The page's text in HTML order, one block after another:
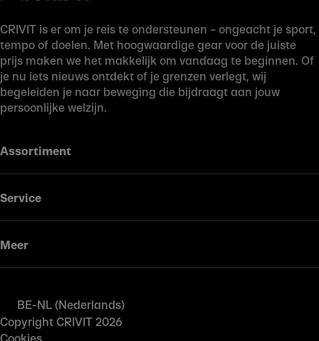
CRIVIT is er om je reis te ondersteunen – ongeacht je sport,
tempo of doelen. Met hoogwaardige gear voor de juiste
prijs maken we het makkelijk om vandaag te beginnen. Of
je nu iets nieuws ontdekt of je grenzen verlegt, wij
begeleiden je naar beweging die bijdraagt aan jouw
persoonlijke welzijn.
Assortiment
Service
Meer
BE-NL (Nederlands)
Copyright CRIVIT 2026